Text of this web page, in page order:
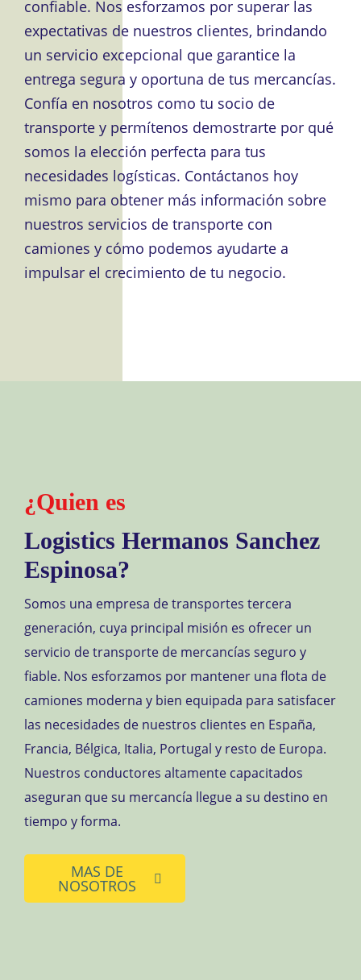
confiable. Nos esforzamos por superar las
expectativas de nuestros clientes, brindando
un servicio excepcional que garantice la
entrega segura y oportuna de tus mercancías.
Confía en nosotros como tu socio de
transporte y permítenos demostrarte por qué
somos la elección perfecta para tus
necesidades logísticas. Contáctanos hoy
mismo para obtener más información sobre
nuestros servicios de transporte con
camiones y cómo podemos ayudarte a
impulsar el crecimiento de tu negocio.
¿Quien es
Logistics Hermanos Sanchez
Espinosa?
Somos una empresa de transportes tercera
generación, cuya principal misión es ofrecer un
servicio de transporte de mercancías seguro y
fiable. Nos esforzamos por mantener una flota de
camiones moderna y bien equipada para satisfacer
las necesidades de nuestros clientes en España,
Francia, Bélgica, Italia, Portugal y resto de Europa.
Nuestros conductores altamente capacitados
aseguran que su mercancía llegue a su destino en
tiempo y forma.
MAS DE
NOSOTROS